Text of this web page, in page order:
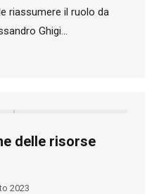
riassumere il ruolo da
Ghigi…
delle risorse
2023